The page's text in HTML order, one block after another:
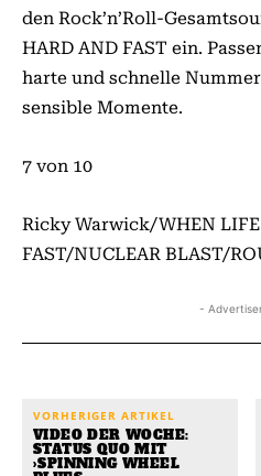
den Rock’n’Roll­-
HARD AND FAST ein.
harte und schnelle
sensible Momente.
7 von 10
Ricky Warwick/WHEN LIFE
FAST/NUCLEAR BLAST/
-
VORHERIGER ARTIKEL
VIDEO DER WOCHE:
STATUS QUO MIT
›SPINNING WHEEL